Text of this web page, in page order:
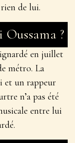
de lui.
?
en juillet
métro. La
et un rappeur
n’a pas été
entre lui